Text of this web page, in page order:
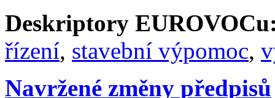
Deskriptory
řízení, stavební výpomoc,
Navržené změny předpisů